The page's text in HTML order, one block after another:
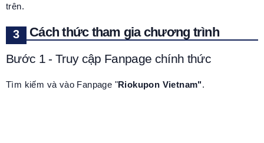
trên.
Cách thức tham gia chương trình
Bước 1 - Truy cập Fanpage chính thức
Tìm kiếm và vào Fanpage "Riokupon Vietnam".